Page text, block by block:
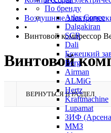
По бренду
Atlas Copco
Dalgakiran
SCR
Dali
Бежецкий
Berg
Airman
ALMiG
Hertz
Kraftmachine
Lupamat
ЗИФ
ММЗ
•
Воздушные
•
Винтовой компрессор
Винтовой
ВЕРНУТЬСЯ В РАЗДЕЛ